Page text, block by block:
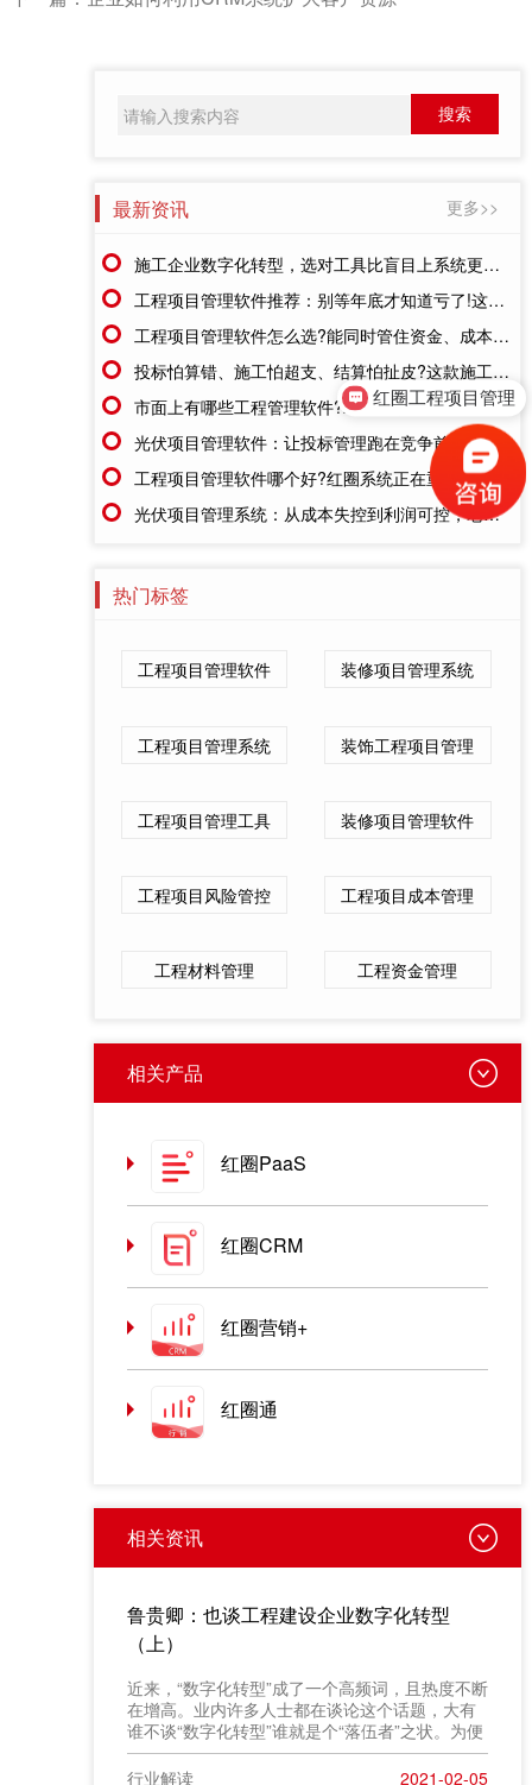
红圈工程项目管理
售前咨询
最新资讯 更多>>
施工企业数字化转型，选对工具比盲目上系统更重要
工程项目管理软件推荐：别等年底才知道亏了!这套系统让每一分钱都有迹可循
工程项目管理软件怎么选?能同时管住资金、成本、进度的才靠谱
投标怕算错、施工怕超支、结算怕扯皮?这款施工成本管理系统一招全解决
市面上有哪些工程管理软件?2026年八大主流工具深度盘点
光伏项目管理软件：让投标管理跑在竞争前面
工程项目管理软件哪个好?红圈系统正在重塑工程企业的"数字大脑"
光伏项目管理系统：从成本失控到利润可控，老板只需做对一步
热门标签
工程项目管理软件 装修项目管理系统
工程项目管理系统 装饰工程项目管理
工程项目管理工具 装修项目管理软件
工程项目风险管控 工程项目成本管理
工程材料管理 工程资金管理
相关产品
红圈PaaS
红圈CRM
红圈营销+
红圈通
相关资讯
鲁贵卿：也谈工程建设企业数字化转型
（上）
近来，“数字化转型”成了一个高频词，且热度不断
在增高。业内许多人士都在谈论这个话题，大有
谁不谈“数字化转型”谁就是个“落伍者”之状。为便
于在相同语境下讨论问题，今天我也凑个热闹，
以“数字化转型”为题，谈一点粗浅认识，就教于同
行业解读 2021-02-05